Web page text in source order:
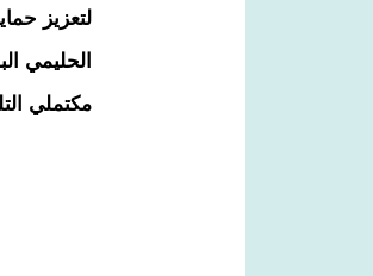
لتعزيز
الحليمي
مكتملي